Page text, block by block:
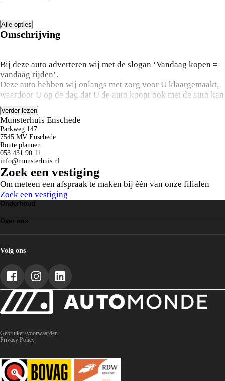
Alle opties
Omschrijving
Bij deze auto adverteren wij met de slogan ‘Vandaag kopen =
vandaag rijden’.
Deze auto hebben wij onlangs met zorg voor U klaargemaakt,
waardoor U op de dag dat U de auto koopt ook met de auto kan
wegrijden!
Bij ons hoeft U daardoor geen 14 dagen te wachten op het
klaar maken van deze auto.
Benieuwd naar de mogelijkheden? Bel ons op 053-4319011!
Verder lezen
Munsterhuis Enschede
Parkweg 147
7545 MV Enschede
Route plannen
053 431 90 11
info@munsterhuis.nl
Zoek een vestiging
Om meteen een afspraak te maken bij één van onze filialen
Zoek een vestiging
Onderhoud
Leaseonderhoud
Over ons
AutoMonde worden
Volg ons
Gebruikersvoorwaarden
Privacy Policy